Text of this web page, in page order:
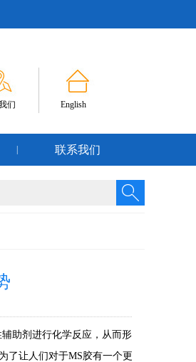
们 English
联系我们
助剂进行化学反应，从而形
了让人们对于MS胶有一个更